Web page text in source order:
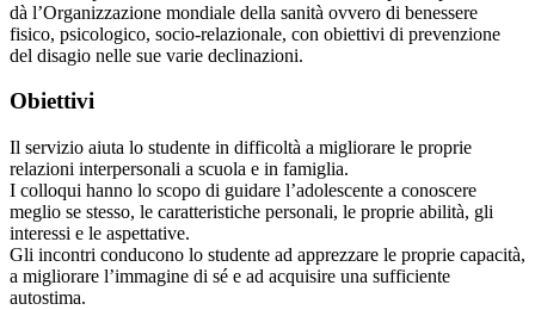
dà l’Organizzazione mondiale della sanità ovvero di benessere
fisico, psicologico, socio-relazionale, con obiettivi di prevenzione
del disagio nelle sue varie declinazioni.
Obiettivi
Il servizio aiuta lo studente in difficoltà a migliorare le proprie
relazioni interpersonali a scuola e in famiglia.
I colloqui hanno lo scopo di guidare l’adolescente a conoscere
meglio se stesso, le caratteristiche personali, le proprie abilità, gli
interessi e le aspettative.
Gli incontri conducono lo studente ad apprezzare le proprie capacità,
a migliorare l’immagine di sé e ad acquisire una sufficiente
autostima.